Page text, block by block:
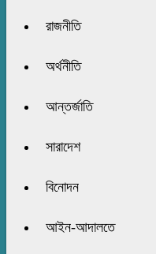
রাজনীতি
অর্থনীতি
আন্তর্জাতি
সারাদেশ
বিনোদন
আইন-আদালতে